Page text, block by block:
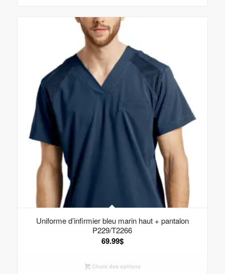
Uniforme d’infirmier bleu marin haut + pantalon
P229/T2266
69.99$
Choix des options